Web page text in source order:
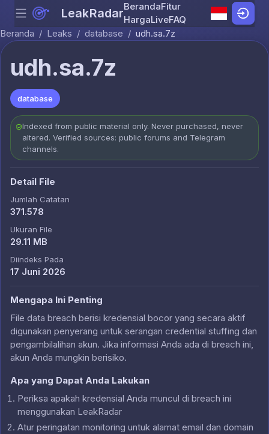
Skip to content
Menu LeakRadarBerandaFitur
HargaLiveFAQ
Beranda / Leaks / database / udh.sa.7z
udh.sa.7z
database
Indexed from public material only. Never purchased, never
altered. Verified sources: public forums and Telegram
channels.
Detail File
Jumlah Catatan
371.578
Ukuran File
29.11 MB
Diindeks Pada
17 Juni 2026
Mengapa Ini Penting
File data breach berisi kredensial bocor yang secara aktif
digunakan penyerang untuk serangan credential stuffing dan
pengambilalihan akun. Jika informasi Anda ada di breach ini,
akun Anda mungkin berisiko.
Apa yang Dapat Anda Lakukan
Periksa apakah kredensial Anda muncul di breach ini
menggunakan LeakRadar
Atur peringatan monitoring untuk alamat email dan domain